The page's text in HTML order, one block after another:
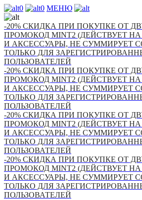
0 0 МЕНЮ
-20% СКИДКА ПРИ ПОКУПКЕ ОТ
ПРОМОКОД MINT2 (ДЕЙСТВУЕТ
И АКСЕССУАРЫ, НЕ СУММИРУЕТ
ТОЛЬКО ДЛЯ
ПОЛЬЗОВАТЕЛЕЙ
-20% СКИДКА ПРИ ПОКУПКЕ ОТ
ПРОМОКОД MINT2 (ДЕЙСТВУЕТ
И АКСЕССУАРЫ, НЕ СУММИРУЕТ
ТОЛЬКО ДЛЯ
ПОЛЬЗОВАТЕЛЕЙ
-20% СКИДКА ПРИ ПОКУПКЕ ОТ
ПРОМОКОД MINT2 (ДЕЙСТВУЕТ
И АКСЕССУАРЫ, НЕ СУММИРУЕТ
ТОЛЬКО ДЛЯ
ПОЛЬЗОВАТЕЛЕЙ
-20% СКИДКА ПРИ ПОКУПКЕ ОТ
ПРОМОКОД MINT2 (ДЕЙСТВУЕТ
И АКСЕССУАРЫ, НЕ СУММИРУЕТ
ТОЛЬКО ДЛЯ
ПОЛЬЗОВАТЕЛЕЙ